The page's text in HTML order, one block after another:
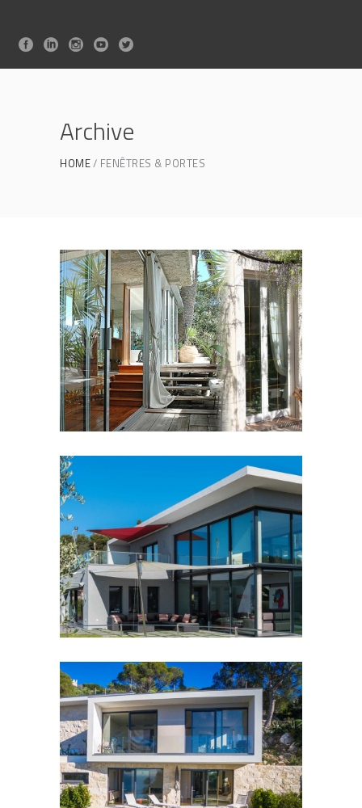
Archive
HOME FENÊTRES & PORTES
Eylina 46
FENÊTRES ET PORTES TRADITIONNELLES
Eylina 70
FENÊTRES ET PORTES À RPT
Eylina 52
FENÊTRES ET PORTES À RPT